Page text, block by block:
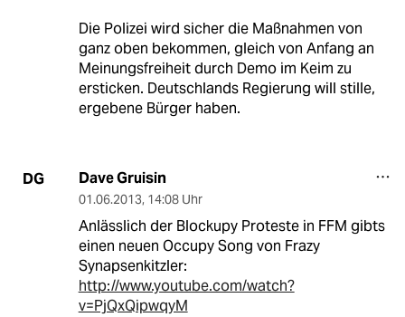
Die Polizei wird sicher die Maßnahmen von
ganz oben bekommen, gleich von Anfang an
Meinungsfreiheit durch Demo im Keim zu
ersticken. Deutschlands Regierung will stille,
ergebene Bürger haben.
DG Dave Gruisin
01.06.2013, 14:08 Uhr
Anlässlich der Blockupy Proteste in FFM gibts
einen neuen Occupy Song von Frazy
Synapsenkitzler:
http://www.youtube.com/watch?
v=PjQxQipwqyM